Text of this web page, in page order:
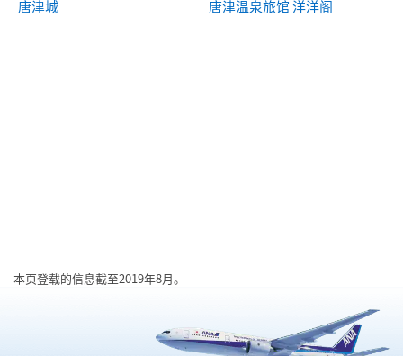
唐津城 唐津温泉旅馆 洋洋阁
本页登载的信息截至2019年8月。